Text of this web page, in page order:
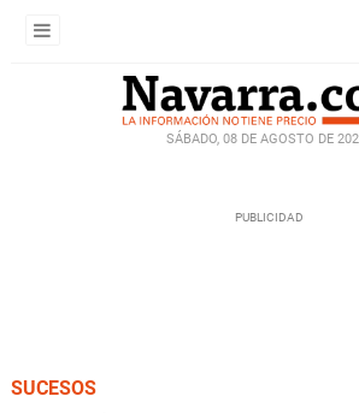
SÁBADO, 08 DE AGOSTO DE
SUCESOS